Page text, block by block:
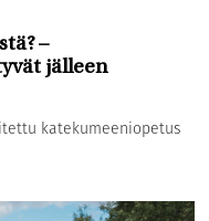
–
jälleen
katekumeeniopetus